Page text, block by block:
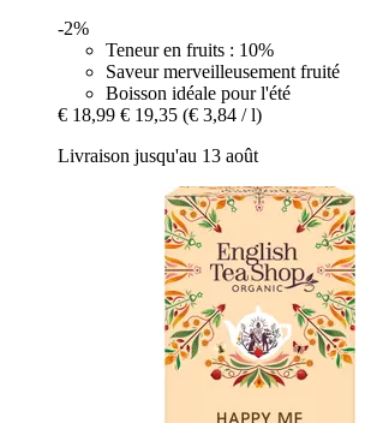
-2%
Teneur en fruits : 10%
Saveur merveilleusement fruité
Boisson idéale pour l'été
€ 18,99 € 19,35 (€ 3,84 / l)
Livraison jusqu'au 13 août